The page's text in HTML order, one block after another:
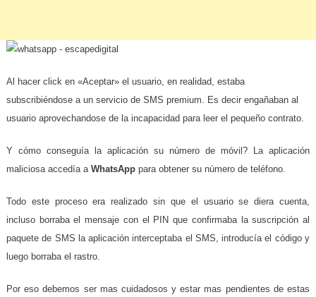
Al hacer click en «Aceptar» el usuario, en realidad, estaba
subscribiéndose a un servicio de SMS premium. Es decir engañaban al
usuario aprovechandose de la incapacidad para leer el pequeño contrato.
Y cómo conseguía la aplicación su número de móvil? La aplicación
maliciosa accedía a WhatsApppara obtener su número de teléfono.
Todo este proceso era realizado sin que el usuario se diera cuenta,
incluso borraba el mensaje con el PIN que confirmaba la suscripción al
paquete de SMS la aplicación interceptaba el SMS, introducía el código y
luego borraba el rastro.
Por eso debemos ser mas cuidadosos y estar mas pendientes de estas